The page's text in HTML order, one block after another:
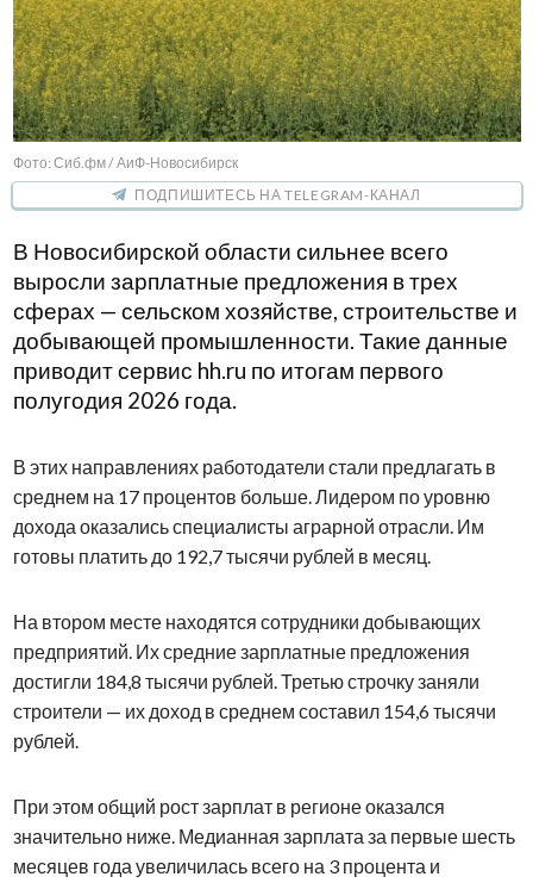
Фото: Сиб.фм / АиФ-Новосибирск
ПОДПИШИТЕСЬ НА TELEGRAM-КАНАЛ
В Новосибирской области сильнее всего
выросли зарплатные предложения в трех
сферах — сельском хозяйстве, строительстве и
добывающей промышленности. Такие данные
приводит сервис hh.ru по итогам первого
полугодия 2026 года.
В этих направлениях работодатели стали предлагать в
среднем на 17 процентов больше. Лидером по уровню
дохода оказались специалисты аграрной отрасли. Им
готовы платить до 192,7 тысячи рублей в месяц.
На втором месте находятся сотрудники добывающих
предприятий. Их средние зарплатные предложения
достигли 184,8 тысячи рублей. Третью строчку заняли
строители — их доход в среднем составил 154,6 тысячи
рублей.
При этом общий рост зарплат в регионе оказался
значительно ниже. Медианная зарплата за первые шесть
месяцев года увеличилась всего на 3 процента и